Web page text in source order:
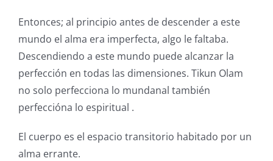
Entonces; al principio antes de descender a este
mundo el alma era imperfecta, algo le faltaba.
Descendiendo a este mundo puede alcanzar la
perfección en todas las dimensiones. Tikun Olam
no solo perfecciona lo mundanal también
perfeccióna lo espiritual .
El cuerpo es el espacio transitorio habitado por un
alma errante.